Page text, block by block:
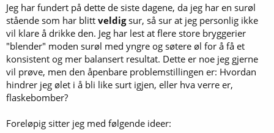
Jeg har fundert på dette de siste dagene, da jeg har en surøl
stående som har blitt veldigsur, så sur at jeg personlig ikke
vil klare å drikke den. Jeg har lest at flere store bryggerier
"blender" moden surøl med yngre og søtere øl for å få et
konsistent og mer balansert resultat. Dette er noe jeg gjerne
vil prøve, men den åpenbare problemstillingen er: Hvordan
hindrer jeg ølet i å bli like surt igjen, eller hva verre er,
flaskebomber?
Foreløpig sitter jeg med følgende ideer: